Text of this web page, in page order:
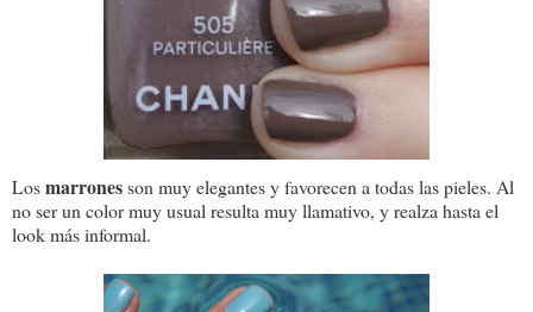
Losmarronesson muy elegantes y favorecen a todas las pieles. Al
no ser un color muy usual resulta muy llamativo, y realza hasta el
look más informal.